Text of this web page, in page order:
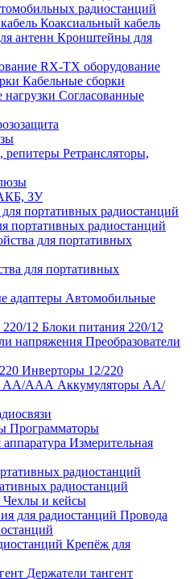
радиостанций
Коаксиальный кабель
Кронштейны для
RX-TX оборудование
Кабельные сборки
Согласованные
Ретрансляторы,
ЗУ
портативных радиостанций
для портативных
Автомобильные
Блоки питания 220/12
Преобразователи
Инверторы 12/220
Аккумуляторы АА/
Программаторы
Измерительная
радиостанций
Чехлы и кейсы
Провода
Крепёж для
Держатели тангент